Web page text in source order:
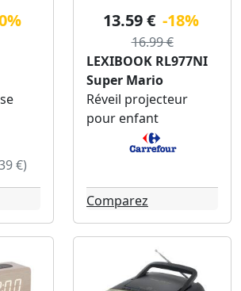
€)
13.59 € -18%
16.99 €
LEXIBOOK RL977NI
Super Mario
Réveil projecteur
pour enfant
Comparez